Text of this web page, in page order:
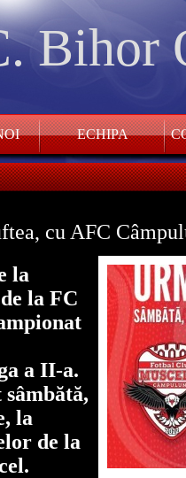
Bihor
ECHIPA
cu AFC
la
la FC
a II-a.
la
de la